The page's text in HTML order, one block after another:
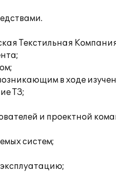
Текстильная
в ходе
ТЗ;
и проектной
систем;